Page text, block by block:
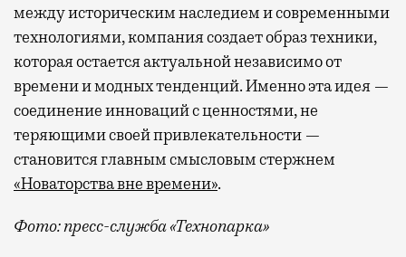
между историческим наследием и современными
технологиями, компания создает образ техники,
которая остается актуальной независимо от
времени и модных тенденций. Именно эта идея —
соединение инноваций с ценностями, не
теряющими своей привлекательности —
становится главным смысловым стержнем
«Новаторства вне времени».
Фото: пресс-служба «Технопарка»